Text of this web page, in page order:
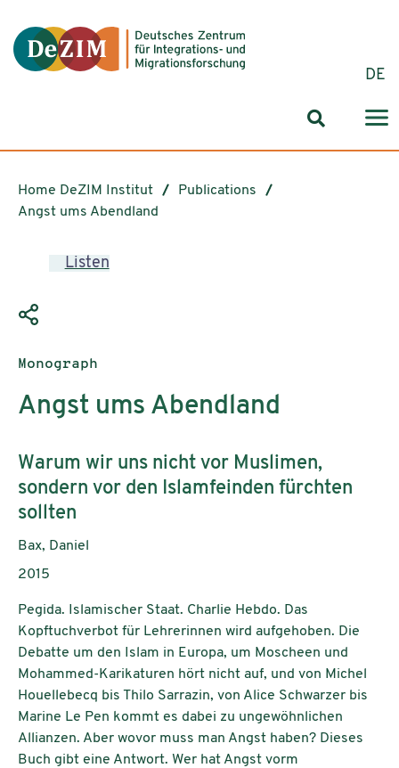
DE
Search
Home DeZIM Institut
Publications
Angst ums Abendland
Listen
Publication type:
Monograph
Angst ums Abendland
Subtitle:
Warum wir uns nicht vor Muslimen,
sondern vor den Islamfeinden fürchten
sollten
Authors:
Bax, Daniel
Publication year:
2015
Pegida. Islamischer Staat. Charlie Hebdo. Das
Kopftuchverbot für Lehrerinnen wird aufgehoben. Die
Debatte um den Islam in Europa, um Moscheen und
Mohammed-Karikaturen hört nicht auf, und von Michel
Houellebecq bis Thilo Sarrazin, von Alice Schwarzer bis
Marine Le Pen kommt es dabei zu ungewöhnlichen
Allianzen. Aber wovor muss man Angst haben? Dieses
Buch gibt eine Antwort. Wer hat Angst vorm